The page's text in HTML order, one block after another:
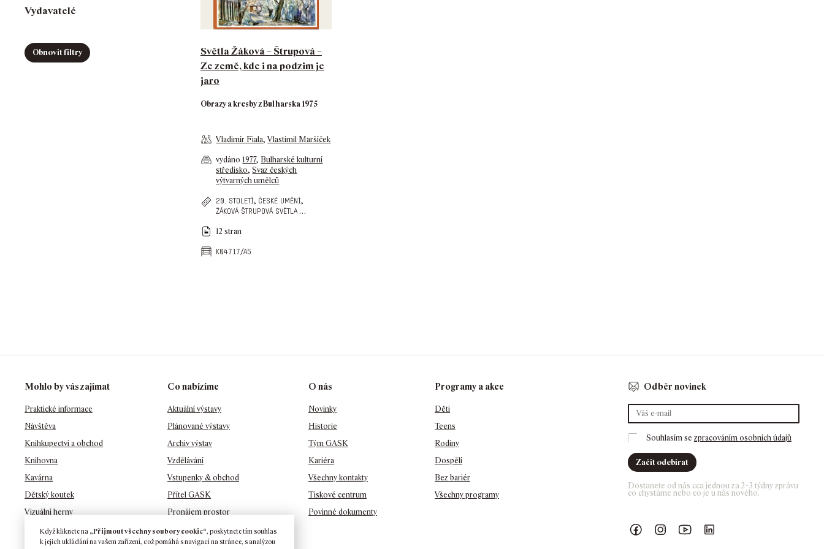
Když kliknete na „Přijmout všechny soubory cookie“, poskytnete tím souhlas
k jejich ukládání na vašem zařízení, což pomáhá s navigací na stránce, s analýzou
Vydavatelé
Obnovit filtry
Světla Žáková – Štrupová –
Ze země, kde i na podzim je
jaro
Obrazy a kresby z Bulharska 1975
Vladimír Fiala,Vlastimil Maršíček
vydáno1977, Bulharské kulturní
středisko,Svaz českých
výtvarných umělců
20. století, české umění,
žáková štrupová světla …
12 stran
k04717/a5
Mohlo by vás zajímat
Praktické informace
Návštěva
Knihkupectví a obchod
Knihovna
Kavárna
Dětský koutek
Vizuální herny
Zahrady
Co nabízíme
Aktuální výstavy
Plánované výstavy
Archiv výstav
Vzdělávání
Vstupenky & obchod
Přítel GASK
Pronájem prostor
Penzion GASK
Ochrana osobních údajů
O nás
Novinky
Historie
Tým GASK
Kariéra
Všechny kontakty
Tiskové centrum
Povinné dokumenty
Programy a akce
Děti
Teens
Rodiny
Dospělí
Bez bariér
Všechny programy
Odběr novinek
Souhlasím se zpracováním osobních údajů
Začít odebírat
Dostanete od nás cca jednou za 2–3 týdny zprávu
co chystáme nebo co je u nás nového.
Náš FacebookGASK InstagramGASK YouTube kanál